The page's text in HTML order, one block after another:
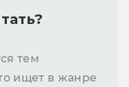
тем
ищет в жанре